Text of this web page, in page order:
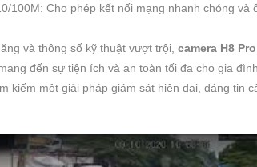
100M: Cho phép kết nối mạng nhanh chóng
và thông số kỹ thuật vượt trội, camera H8
đến sự tiện ích và an toàn tối đa cho gia
kiếm một giải pháp giám sát hiện đại, đáng tin